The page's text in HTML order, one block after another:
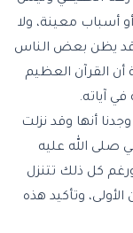
أسباب معينة، ولا
قد يظن بعض الناس
القرآن العظيم
آياته.
أنها وقد نزلت
صلى الله عليه
كل ذلك تتنزل
وتأكيد هذه